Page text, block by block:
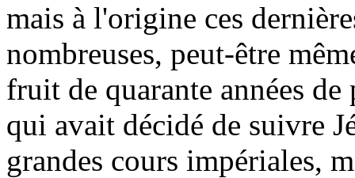
mais à l'origine ces
nombreuses, peut-être
fruit de quarante années
qui avait décidé de suivre
grandes cours impériales,